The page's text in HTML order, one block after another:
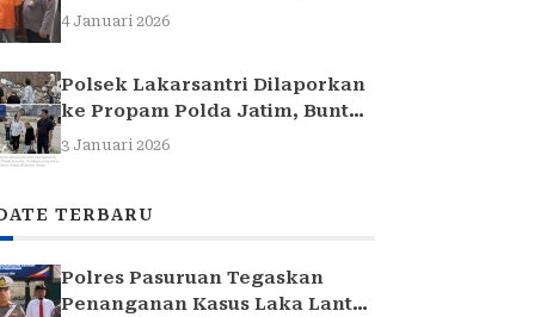
Jadi Amuk Massa
4 Januari 2026
Polsek Lakarsantri Dilaporkan
ke Propam Polda Jatim, Buntut
Kasus Nenek Elina
3 Januari 2026
TERBARU
Polres Pasuruan Tegaskan
Penanganan Kasus Laka Lantas